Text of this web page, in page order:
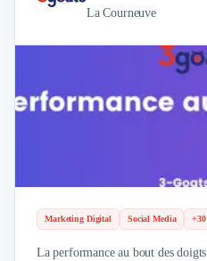
La Courneuve
Marketing Digital Social Media +30
La performance au bout des doigts